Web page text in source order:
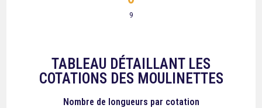
9
TABLEAU DÉTAILLANT LES
COTATIONS DES MOULINETTES
Nombre de longueurs par cotation